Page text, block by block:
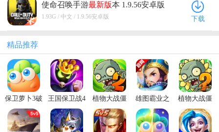
使命召唤手游最新版本 1.9.56安卓版
1.93G / 中文 / 1.9.56安卓版 下载
精品推荐
保卫萝卜3破
解版
王国保卫战4
最新破解版
植物大战僵
尸2国际服最
新版2026
雄图霸业之
三国模拟战
植物大战僵
尸2最新版本
2026